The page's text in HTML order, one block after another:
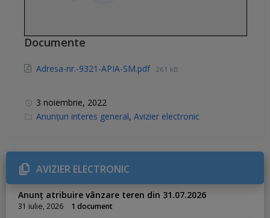
Documente
Adresa-nr.-9321-APIA-SM.pdf 261 kB
3 noiembrie, 2022
C
r
i
e
s
Anunțuri interes general, Avizier electronic
AVIZIER ELECTRONIC
Anunț atribuire vânzare teren din 31.07.2026
31 iulie, 2026 1 document